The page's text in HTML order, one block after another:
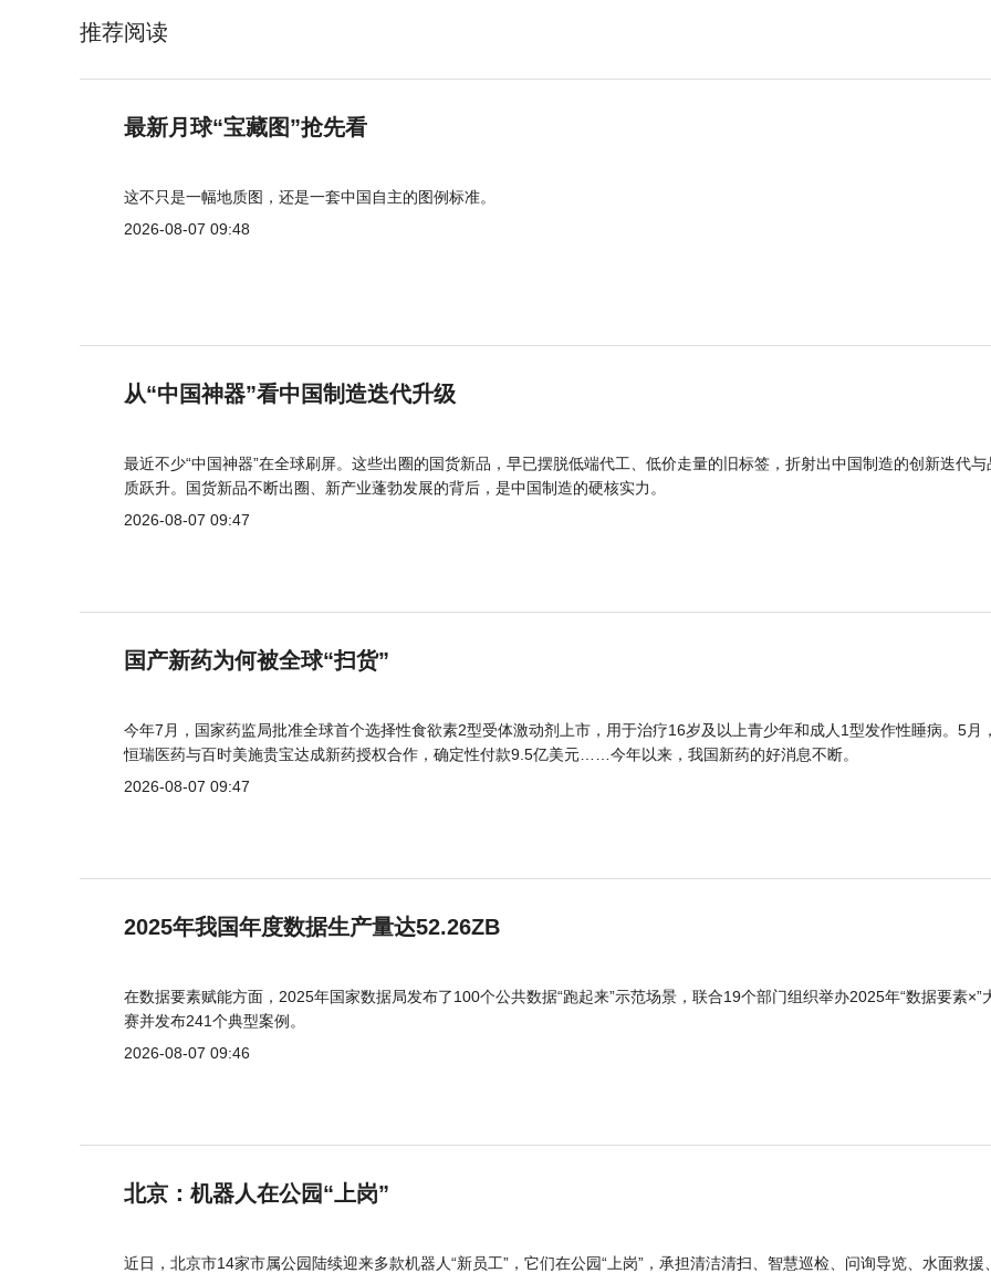
推荐阅读
最新月球“宝藏图”抢先看
这不只是一幅地质图，还是一套中国自主的图例标准。
2026-08-07 09:48
从“中国神器”看中国制造迭代升级
最近不少“中国神器”在全球刷屏。这些出圈的国货新品，早已摆脱低端代工、低价走量的旧标签，折射出中国制造的创新迭代与
质跃升。国货新品不断出圈、新产业蓬勃发展的背后，是中国制造的硬核实力。
2026-08-07 09:47
国产新药为何被全球“扫货”
今年7月，国家药监局批准全球首个选择性食欲素2型受体激动剂上市，用于治疗16岁及以上青少年和成人1型发作性睡病。5月
恒瑞医药与百时美施贵宝达成新药授权合作，确定性付款9.5亿美元……今年以来，我国新药的好消息不断。
2026-08-07 09:47
2025年我国年度数据生产量达52.26ZB
在数据要素赋能方面，2025年国家数据局发布了100个公共数据“跑起来”示范场景，联合19个部门组织举办2025年“数据要素×”
赛并发布241个典型案例。
2026-08-07 09:46
北京：机器人在公园“上岗”
近日，北京市14家市属公园陆续迎来多款机器人“新员工”，它们在公园“上岗”，承担清洁清扫、智慧巡检、问询导览、水面救援